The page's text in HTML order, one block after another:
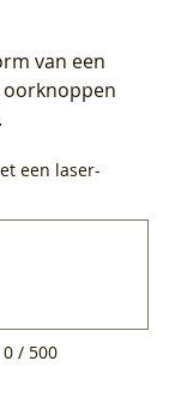
van een
een laser-
0 / 500